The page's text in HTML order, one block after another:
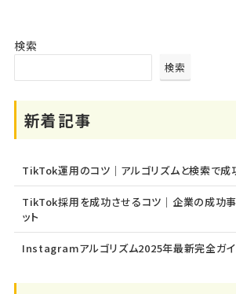
検索
検索
新着記事
TikTok運用のコツ｜アルゴリズムと検索で成
TikTok採用を成功させるコツ｜企業の成功事
ット
Instagramアルゴリズム2025年最新完全ガイ